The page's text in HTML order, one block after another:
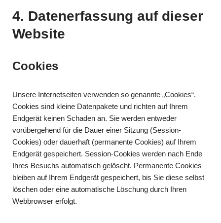
4. Datenerfassung auf dieser
Website
Cookies
Unsere Internetseiten verwenden so genannte „Cookies“.
Cookies sind kleine Datenpakete und richten auf Ihrem
Endgerät keinen Schaden an. Sie werden entweder
vorübergehend für die Dauer einer Sitzung (Session-
Cookies) oder dauerhaft (permanente Cookies) auf Ihrem
Endgerät gespeichert. Session-Cookies werden nach Ende
Ihres Besuchs automatisch gelöscht. Permanente Cookies
bleiben auf Ihrem Endgerät gespeichert, bis Sie diese selbst
löschen oder eine automatische Löschung durch Ihren
Webbrowser erfolgt.